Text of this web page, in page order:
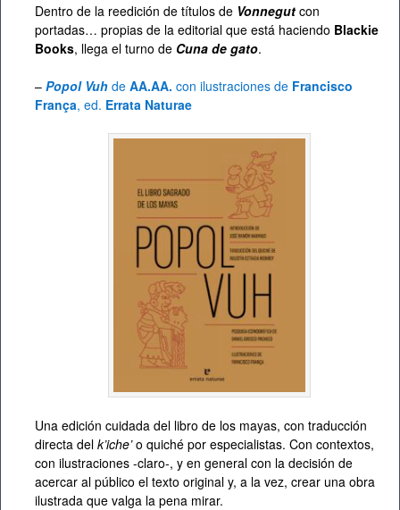
Dentro de la reedición de títulos de Vonnegut con
portadas… propias de la editorial que está haciendo Blackie
Books, llega el turno de Cuna de gato.
– Popol Vuh de AA.AA. con ilustraciones de Francisco
França, ed. Errata Naturae
Una edición cuidada del libro de los mayas, con traducción
directa del k’iche’o quiché por especialistas. Con contextos,
con ilustraciones -claro-, y en general con la decisión de
acercar al público el texto original y, a la vez, crear una obra
ilustrada que valga la pena mirar.